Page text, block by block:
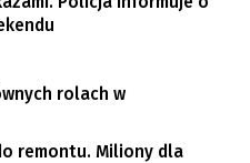
rolach w
remontu. Miliony dla